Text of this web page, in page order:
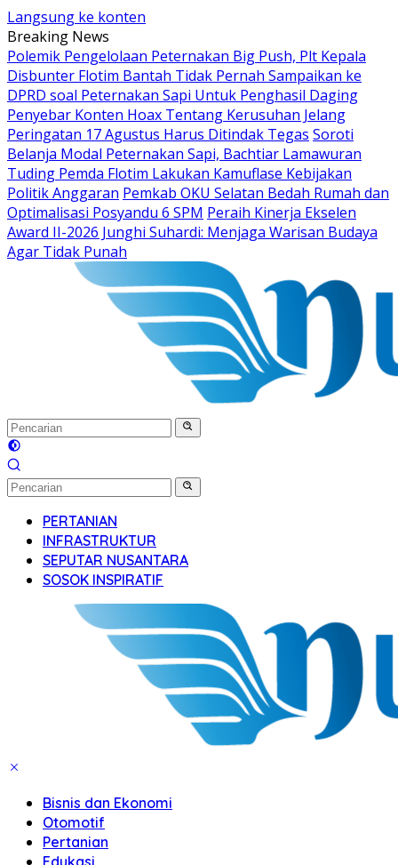
Langsung ke konten
Breaking News
Polemik Pengelolaan Peternakan Big Push, Plt Kepala
Disbunter Flotim Bantah Tidak Pernah Sampaikan ke
DPRD soal Peternakan Sapi Untuk Penghasil Daging
Penyebar Konten Hoax Tentang Kerusuhan Jelang
Peringatan 17 Agustus Harus Ditindak Tegas Soroti
Belanja Modal Peternakan Sapi, Bachtiar Lamawuran
Tuding Pemda Flotim Lakukan Kamuflase Kebijakan
Politik Anggaran Pemkab OKU Selatan Bedah Rumah dan
Optimalisasi Posyandu 6 SPM Peraih Kinerja Ekselen
Award II-2026 Junghi Suhardi: Menjaga Warisan Budaya
Agar Tidak Punah
PERTANIAN
INFRASTRUKTUR
SEPUTAR NUSANTARA
SOSOK INSPIRATIF
Bisnis dan Ekonomi
Otomotif
Pertanian
Edukasi